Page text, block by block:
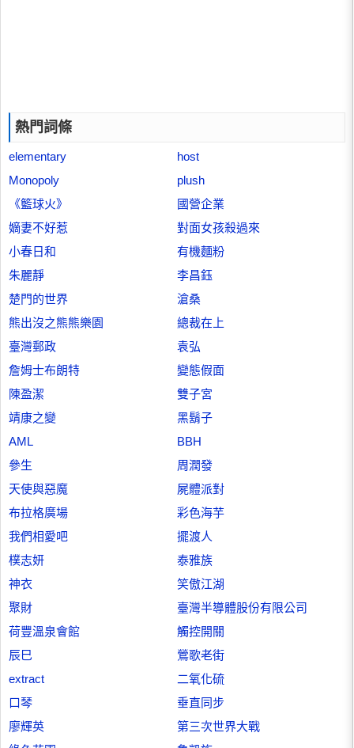
熱門詞條
elementary
host
Monopoly
plush
《籃球火》
國營企業
嫡妻不好惹
對面女孩殺過來
小春日和
有機麵粉
朱麗靜
李昌鈺
楚門的世界
滄桑
熊出沒之熊熊樂園
總裁在上
臺灣郵政
袁弘
詹姆士布朗特
變態假面
陳盈潔
雙子宮
靖康之變
黑鬍子
AML
BBH
參生
周潤發
天使與惡魔
屍體派對
布拉格廣場
彩色海芋
我們相愛吧
擺渡人
樸志妍
泰雅族
神衣
笑傲江湖
聚財
臺灣半導體股份有限公司
荷豐溫泉會館
觸控開關
辰巳
鶯歌老街
extract
二氧化硫
口琴
垂直同步
廖輝英
第三次世界大戰